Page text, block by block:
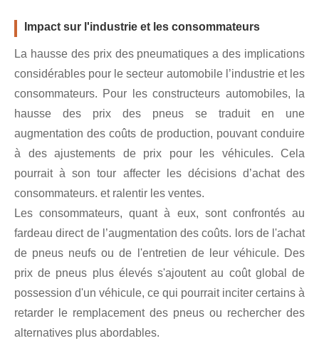
Impact sur l'industrie et les consommateurs
La hausse des prix des pneumatiques a des implications
considérables pour le secteur automobile l’industrie et les
consommateurs. Pour les constructeurs automobiles, la
hausse des prix des pneus se traduit en une
augmentation des coûts de production, pouvant conduire
à des ajustements de prix pour les véhicules. Cela
pourrait à son tour affecter les décisions d’achat des
consommateurs. et ralentir les ventes.
Les consommateurs, quant à eux, sont confrontés au
fardeau direct de l’augmentation des coûts. lors de l'achat
de pneus neufs ou de l'entretien de leur véhicule. Des
prix de pneus plus élevés s'ajoutent au coût global de
possession d'un véhicule, ce qui pourrait inciter certains à
retarder le remplacement des pneus ou rechercher des
alternatives plus abordables.